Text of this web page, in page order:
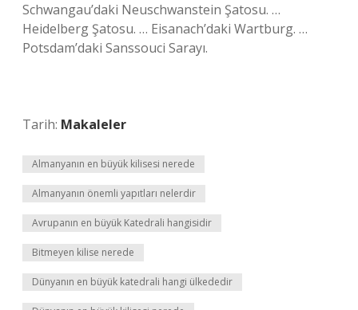
Schwangau’daki Neuschwanstein Şatosu. …
Heidelberg Şatosu. … Eisanach’daki Wartburg. …
Potsdam’daki Sanssouci Sarayı.
Tarih: Makaleler
Almanyanın en büyük kilisesi nerede
Almanyanın önemli yapıtları nelerdir
Avrupanın en büyük Katedrali hangisidir
Bitmeyen kilise nerede
Dünyanın en büyük katedrali hangi ülkededir